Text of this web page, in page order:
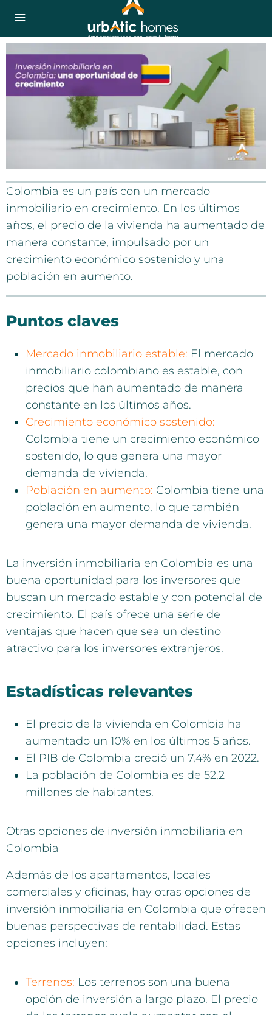
Colombia es un país con un mercado
inmobiliario en crecimiento. En los últimos
años, el precio de la vivienda ha aumentado de
manera constante, impulsado por un
crecimiento económico sostenido y una
población en aumento.
Puntos claves
Mercado inmobiliario estable: El mercado
inmobiliario colombiano es estable, con
precios que han aumentado de manera
constante en los últimos años.
Crecimiento económico sostenido:
Colombia tiene un crecimiento económico
sostenido, lo que genera una mayor
demanda de vivienda.
Población en aumento: Colombia tiene una
población en aumento, lo que también
genera una mayor demanda de vivienda.
La inversión inmobiliaria en Colombia es una
buena oportunidad para los inversores que
buscan un mercado estable y con potencial de
crecimiento. El país ofrece una serie de
ventajas que hacen que sea un destino
atractivo para los inversores extranjeros.
Estadísticas relevantes
El precio de la vivienda en Colombia ha
aumentado un 10% en los últimos 5 años.
El PIB de Colombia creció un 7,4% en 2022.
La población de Colombia es de 52,2
millones de habitantes.
Otras opciones de inversión inmobiliaria en
Colombia
Además de los apartamentos, locales
comerciales y oficinas, hay otras opciones de
inversión inmobiliaria en Colombia que ofrecen
buenas perspectivas de rentabilidad. Estas
opciones incluyen:
Terrenos: Los terrenos son una buena
opción de inversión a largo plazo. El precio